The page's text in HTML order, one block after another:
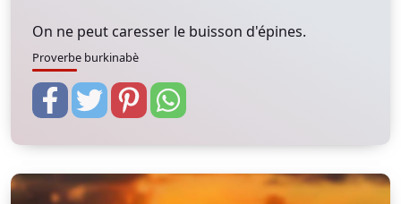
On ne peut caresser le buisson d'épines.
Proverbe burkinabè